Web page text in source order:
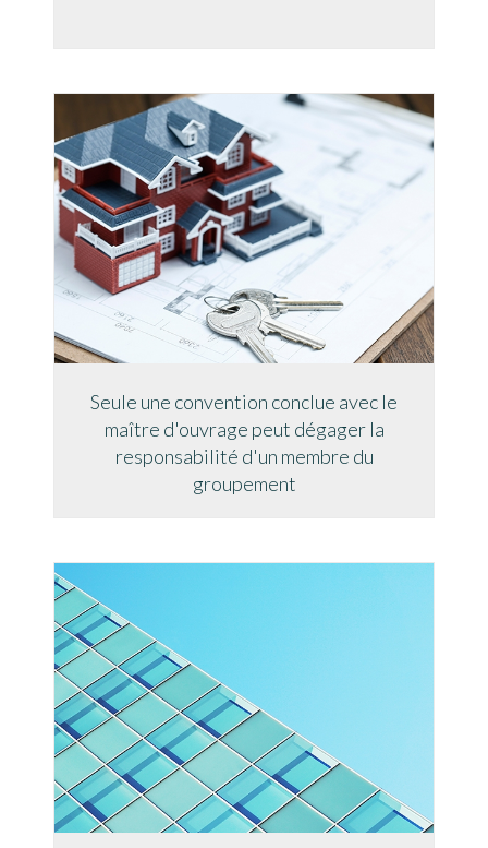
Seule une convention conclue avec le
maître d'ouvrage peut dégager la
responsabilité d'un membre du
groupement